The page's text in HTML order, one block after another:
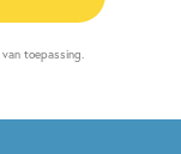
van toepassing.